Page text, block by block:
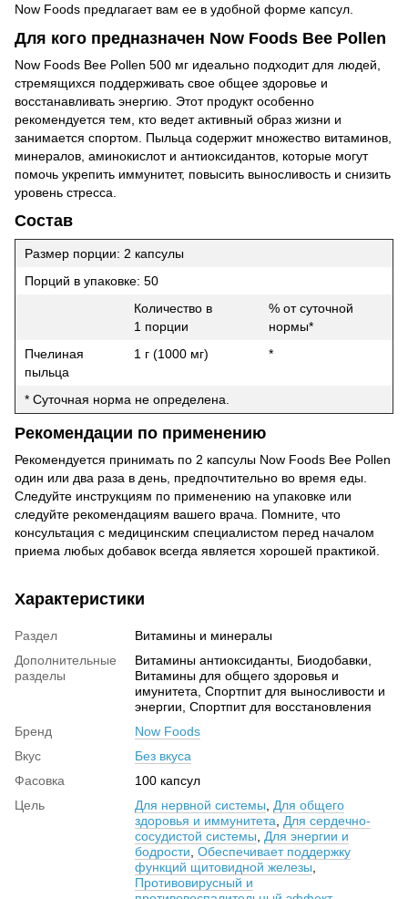
Now Foods предлагает вам ее в удобной форме капсул.
Для кого предназначен Now Foods Bee Pollen
Now Foods Bee Pollen 500 мг идеально подходит для людей,
стремящихся поддерживать свое общее здоровье и
восстанавливать энергию. Этот продукт особенно
рекомендуется тем, кто ведет активный образ жизни и
занимается спортом. Пыльца содержит множество витаминов,
минералов, аминокислот и антиоксидантов, которые могут
помочь укрепить иммунитет, повысить выносливость и снизить
уровень стресса.
Состав
Размер порции: 2 капсулы
Порций в упаковке: 50
Количество в
1 порции
% от суточной
нормы*
Пчелиная
пыльца
1 г (1000 мг) *
* Суточная норма не определена.
Рекомендации по применению
Рекомендуется принимать по 2 капсулы Now Foods Bee Pollen
один или два раза в день, предпочтительно во время еды.
Следуйте инструкциям по применению на упаковке или
следуйте рекомендациям вашего врача. Помните, что
консультация с медицинским специалистом перед началом
приема любых добавок всегда является хорошей практикой.
Характеристики
Раздел
Витамины и минералы
Дополнительные
разделы
Витамины антиоксиданты, Биодобавки,
Витамины для общего здоровья и
имунитета, Спортпит для выносливости и
энергии, Спортпит для восстановления
Бренд
Now Foods
Вкус
Без вкуса
Фасовка
100 капсул
Цель
Для нервной системы
Для общего
здоровья и иммунитета
Для сердечно-
сосудистой системы
Для энергии и
бодрости Обеспечивает поддержку
функций щитовидной железы
Противовирусный и